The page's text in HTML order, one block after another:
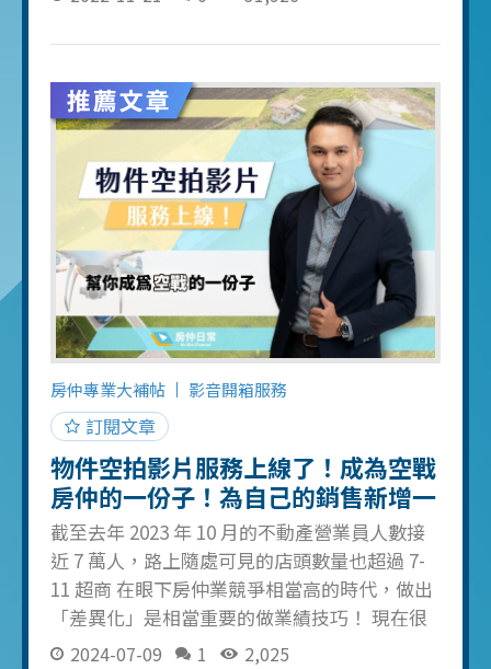
與人資廖小姐報名，麻煩面試當天請自備履歷
聯絡方式： 手機：0903-166495 Line id：
本期新人只應徵 5 位！ 麻煩面試當天請自備履
歷三份．穿正式服裝 每週 星期二 下午 01:00 準
時面試 報到時間面試後會通知，一起新濱訓練
吧！（有同梯比較熱血） 面試地址：台中市西
屯區台灣大道三段660號4樓之2（歡迎大家來一
起當阿濱的同事！） 受訓地點位於 遠見房屋總
部訓練中心（台中市西屯區台灣大道三段660號
4樓之2）
房仲專業大補帖 影音開箱服務
訂閱文章
物件空拍影片服務上線了！成為空戰
房仲的一份子！為自己的銷售新增一
把武器！
截至去年 2023 年 10 月的不動產營業員人數接
近 7 萬人，路上隨處可見的店頭數量也超過 7-
11 超商 在眼下房仲業競爭相當高的時代，做出
「差異化」是相當重要的做業績技巧！ 現在很
多房仲大店標配都會有一台空拍機，畢竟「時
2024-07-09 1 2,025